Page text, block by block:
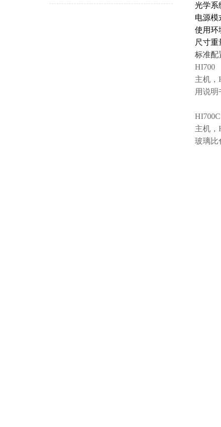
光学系
电源模
使用环
尺寸重
标准配
HI700
主机，
用说明
HI700C
主机，
玻璃比